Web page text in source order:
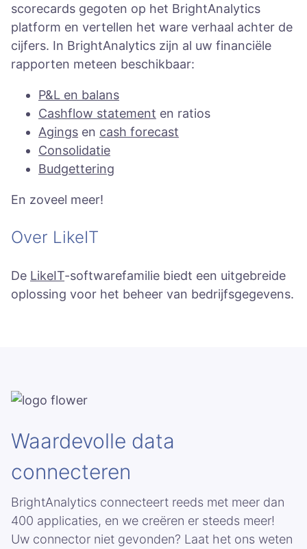
scorecards gegoten op het BrightAnalytics
platform en vertellen het ware verhaal achter de
cijfers. In BrightAnalytics zijn al uw financiële
rapporten meteen beschikbaar:
P&L en balans
Cashflow statement en ratios
Agings en cash forecast
Consolidatie
Budgettering
En zoveel meer!
Over LikeIT
De LikeIT-softwarefamilie biedt een uitgebreide
oplossing voor het beheer van bedrijfsgegevens.
Waardevolle data
connecteren
BrightAnalytics connecteert reeds met meer dan
400 applicaties, en we creëren er steeds meer!
Uw connector niet gevonden? Laat het ons weten